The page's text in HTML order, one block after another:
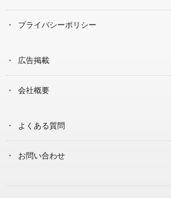
プライバシーポリシー
広告掲載
会社概要
よくある質問
お問い合わせ